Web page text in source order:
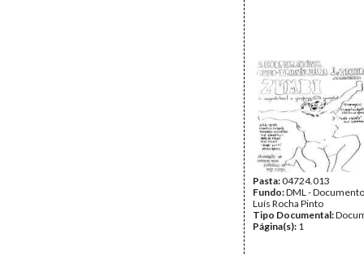
Pasta:04724.013
Fundo:DML -
Luís Rocha Pinto
Tipo Documental:
Página(s): 1